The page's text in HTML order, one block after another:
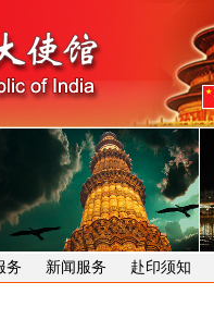
务 新闻服务 赴印须知